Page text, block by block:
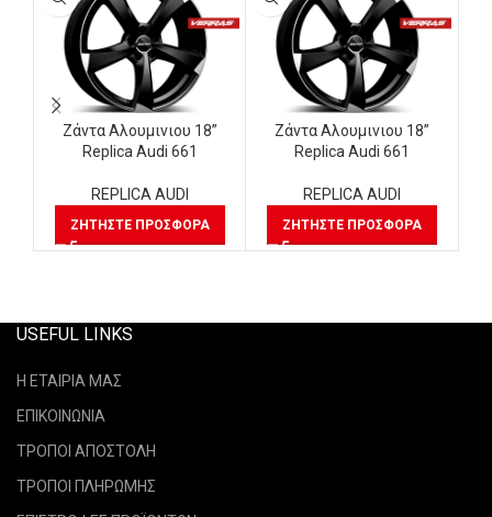
Ζάντα Αλουμινιου 18”
Replica Audi 661
REPLICA AUDI
ΖΗΤΉΣΤΕ ΠΡΟΣΦΟΡΆ
Ζάντα Αλουμινιου 18”
Replica Audi 661
REPLICA AUDI
ΖΗΤΉΣΤΕ ΠΡΟΣΦΟΡΆ
USEFUL LINKS
Η ΕΤΑΙΡΙΑ ΜΑΣ
ΕΠΙΚΟΙΝΩΝΙΑ
ΤΡΟΠΟΙ ΑΠΟΣΤΟΛΗ
ΤΡΟΠΟΙ ΠΛΗΡΩΜΗΣ